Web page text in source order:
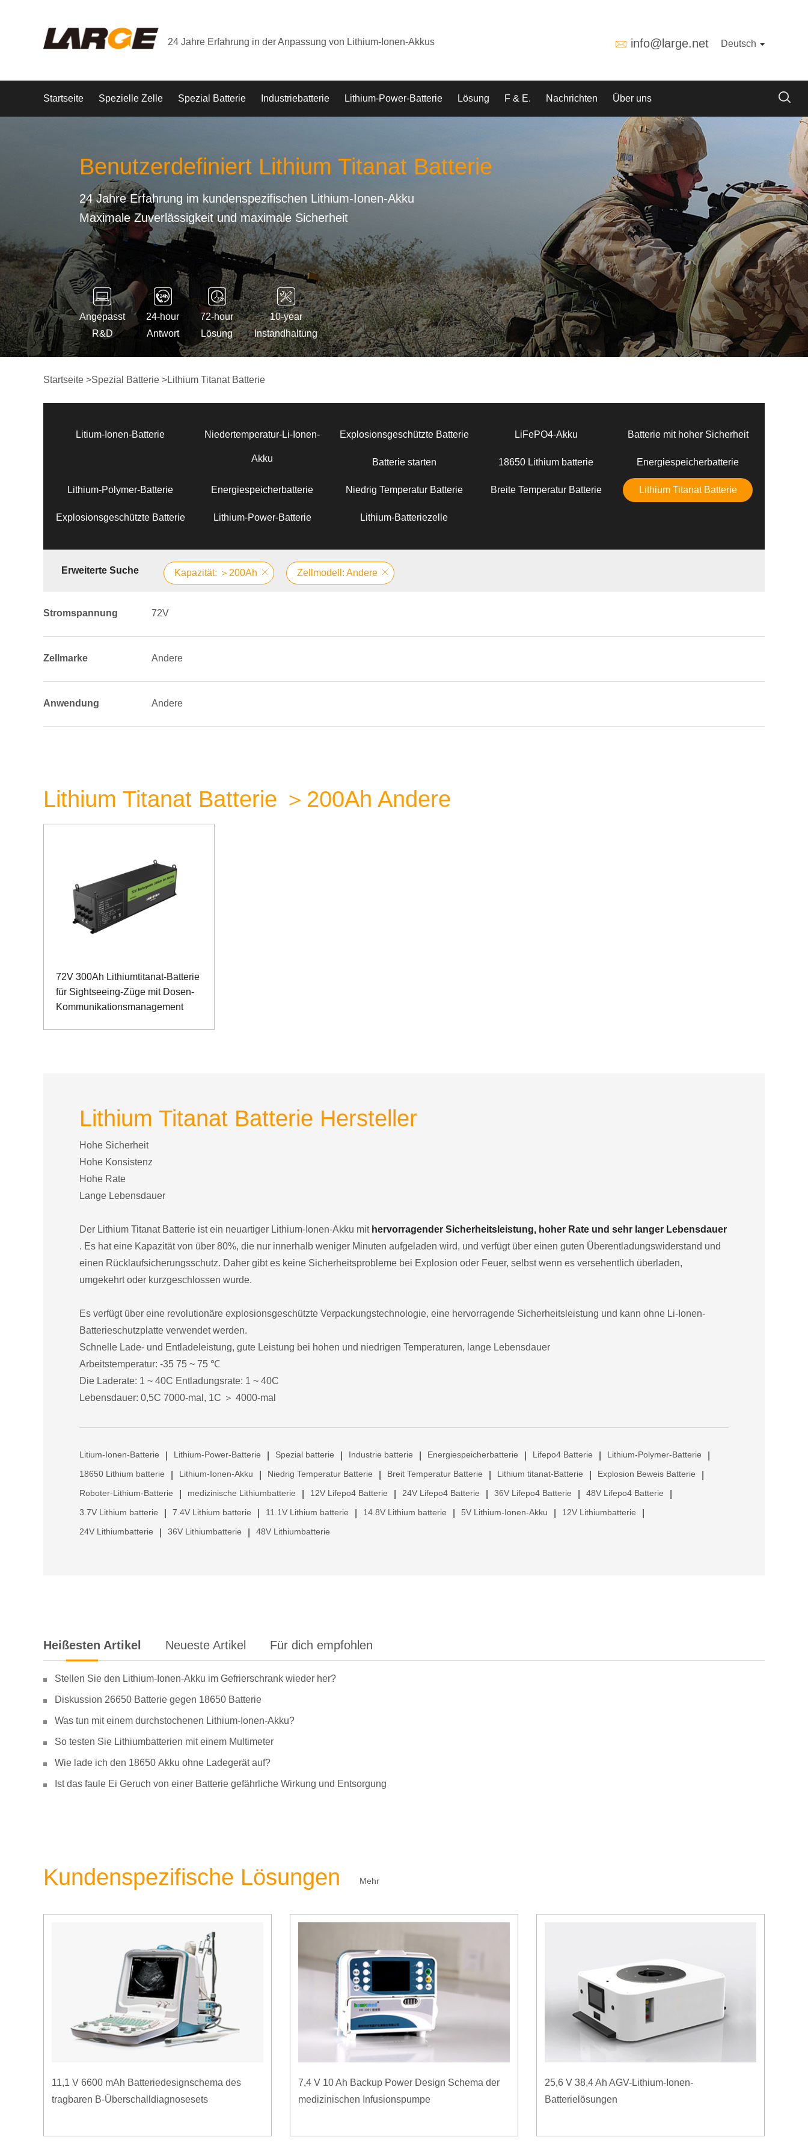
24 Jahre Erfahrung in der Anpassung von Lithium-Ionen-Akkus info@large.net Deutsch
Startseite Spezielle Zelle Spezial Batterie Industriebatterie Lithium-Power-Batterie Lösung F & E. Nachrichten Über uns
Benutzerdefiniert Lithium Titanat Batterie
24 Jahre Erfahrung im kundenspezifischen Lithium-Ionen-Akku
Maximale Zuverlässigkeit und maximale Sicherheit
Angepasst
R&D
24-hour
Antwort
72-hour
Lösung
10-year
Instandhaltung
Startseite >Spezial Batterie >Lithium Titanat Batterie
Litium-Ionen-Batterie Niedertemperatur-Li-Ionen-
Akku
Explosionsgeschützte Batterie LiFePO4-Akku Batterie mit hoher Sicherheit
Batterie starten 18650 Lithium batterie Energiespeicherbatterie
Lithium-Polymer-Batterie Energiespeicherbatterie Niedrig Temperatur Batterie Breite Temperatur Batterie Lithium Titanat Batterie
Explosionsgeschützte Batterie Lithium-Power-Batterie Lithium-Batteriezelle
Erweiterte Suche Kapazität: ＞200Ah Zellmodell: Andere
Stromspannung 72V
Zellmarke Andere
Anwendung Andere
Lithium Titanat Batterie ＞200Ah Andere
72V 300Ah Lithiumtitanat-Batterie
für Sightseeing-Züge mit Dosen-
Kommunikationsmanagement
Lithium Titanat Batterie Hersteller
Hohe Sicherheit
Hohe Konsistenz
Hohe Rate
Lange Lebensdauer
Der Lithium Titanat Batterie ist ein neuartiger Lithium-Ionen-Akku mit hervorragender Sicherheitsleistung, hoher Rate und sehr langer Lebensdauer
. Es hat eine Kapazität von über 80%, die nur innerhalb weniger Minuten aufgeladen wird, und verfügt über einen guten Überentladungswiderstand und
einen Rücklaufsicherungsschutz. Daher gibt es keine Sicherheitsprobleme bei Explosion oder Feuer, selbst wenn es versehentlich überladen,
umgekehrt oder kurzgeschlossen wurde.
Es verfügt über eine revolutionäre explosionsgeschützte Verpackungstechnologie, eine hervorragende Sicherheitsleistung und kann ohne Li-Ionen-
Batterieschutzplatte verwendet werden.
Schnelle Lade- und Entladeleistung, gute Leistung bei hohen und niedrigen Temperaturen, lange Lebensdauer
Arbeitstemperatur: -35 75 ~ 75 ℃
Die Laderate: 1 ~ 40C Entladungsrate: 1 ~ 40C
Lebensdauer: 0,5C 7000-mal, 1C ＞ 4000-mal
Litium-Ionen-Batterie Lithium-Power-Batterie Spezial batterie Industrie batterie Energiespeicherbatterie Lifepo4 Batterie Lithium-Polymer-Batterie
18650 Lithium batterie Lithium-Ionen-Akku Niedrig Temperatur Batterie Breit Temperatur Batterie Lithium titanat-Batterie Explosion Beweis Batterie
Roboter-Lithium-Batterie medizinische Lithiumbatterie 12V Lifepo4 Batterie 24V Lifepo4 Batterie 36V Lifepo4 Batterie 48V Lifepo4 Batterie
3.7V Lithium batterie 7.4V Lithium batterie 11.1V Lithium batterie 14.8V Lithium batterie 5V Lithium-Ionen-Akku 12V Lithiumbatterie
24V Lithiumbatterie 36V Lithiumbatterie 48V Lithiumbatterie
Heißesten Artikel Neueste Artikel Für dich empfohlen
Stellen Sie den Lithium-Ionen-Akku im Gefrierschrank wieder her?
Diskussion 26650 Batterie gegen 18650 Batterie
Was tun mit einem durchstochenen Lithium-Ionen-Akku?
So testen Sie Lithiumbatterien mit einem Multimeter
Wie lade ich den 18650 Akku ohne Ladegerät auf?
Ist das faule Ei Geruch von einer Batterie gefährliche Wirkung und Entsorgung
Kundenspezifische Lösungen Mehr
11,1 V 6600 mAh Batteriedesignschema des
tragbaren B-Überschalldiagnosesets
7,4 V 10 Ah Backup Power Design Schema der
medizinischen Infusionspumpe
25,6 V 38,4 Ah AGV-Lithium-Ionen-
Batterielösungen